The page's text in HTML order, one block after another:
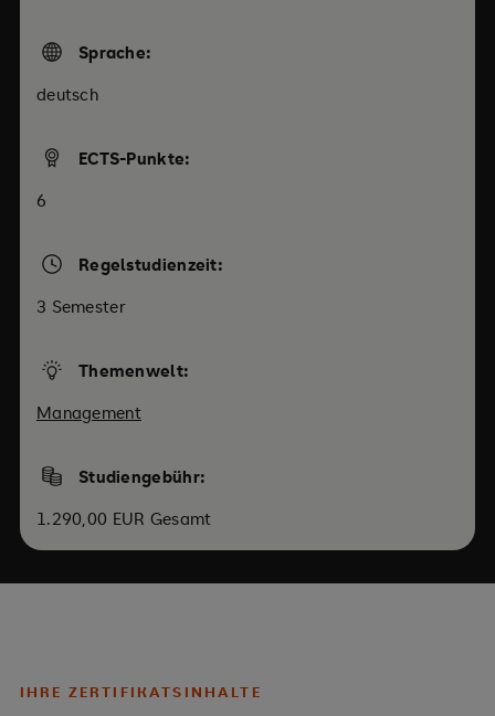
Sprache:
deutsch
ECTS-Punkte:
6
Regelstudienzeit:
3 Semester
Themenwelt:
Management
Studiengebühr:
1.290,00 EUR Gesamt
IHRE ZERTIFIKATSINHALTE